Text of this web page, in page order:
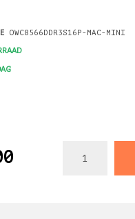
OWC8566DDR3S16P-MAC-MINI